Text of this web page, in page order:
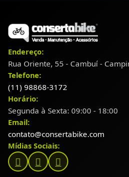
Endereço:
Rua Oriente, 55 - Cambuí -
Telefone:
(11) 98868-3172
Horário:
Segunda à Sexta: 09:00 - 18:00
Email:
contato@consertabike.com
Mídias Sociais: